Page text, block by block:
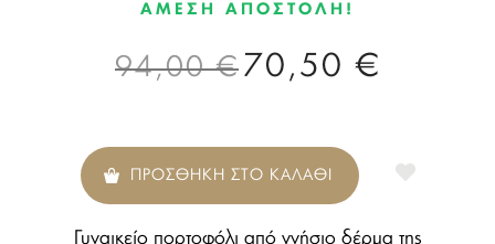
ΑΜΕΣΗ ΑΠΟΣΤΟΛΗ!
94,00 € 70,50 €
ΠΡΟΣΘΗΚΗ ΣΤΟ ΚΑΛΑΘΙ
Γυναικείο πορτοφόλι από γνήσιο δέρμα της